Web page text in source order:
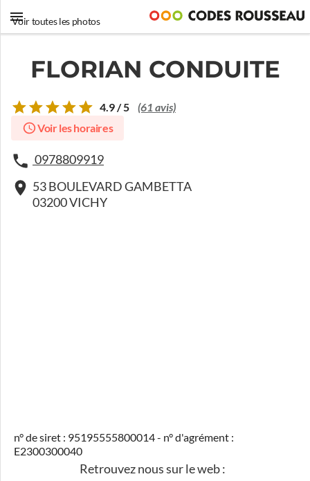
Voir toutes les photos
FLORIAN CONDUITE
4.9 / 5 (61 avis)
Voir les horaires
0978809919
53 BOULEVARD GAMBETTA
03200 VICHY
n° de siret : 95195555800014 - n° d'agrément :
E2300300040
Retrouvez nous sur le web :